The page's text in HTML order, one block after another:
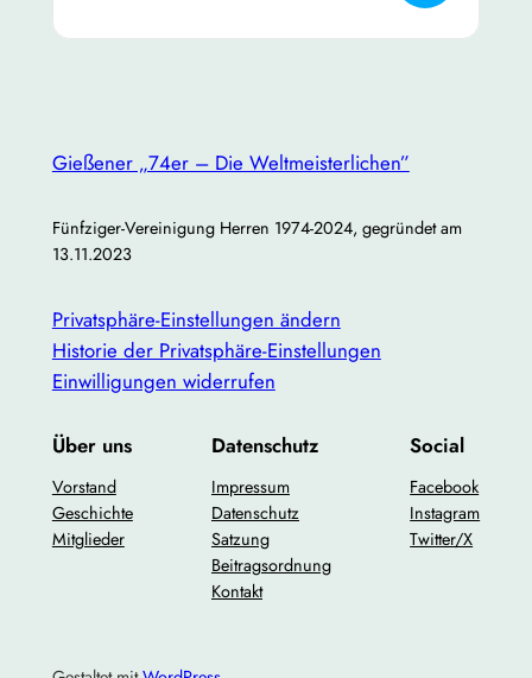
Der Stein steht wenige Meter abseits vom Weg:
Gießener „74er – Die Weltmeisterlichen”
Fünfziger-Vereinigung Herren 1974-2024, gegründet am
13.11.2023
Privatsphäre-Einstellungen ändern
Historie der Privatsphäre-Einstellungen
Einwilligungen widerrufen
Über uns
Vorstand
Geschichte
Mitglieder
Datenschutz
Impressum
Datenschutz
Satzung
Beitragsordnung
Kontakt
Social
Facebook
Instagram
Twitter/X